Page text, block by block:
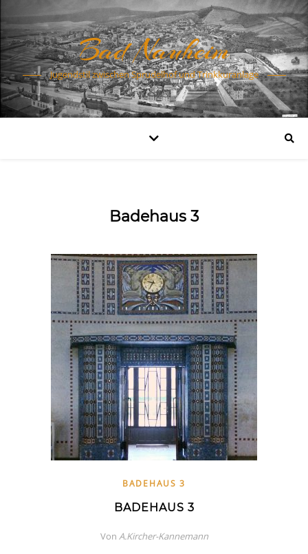
Bad Nauheim
Jugendstil zwischen Sprudelhof und Trinkkuranlage
Badehaus 3
BADEHAUS 3
BADEHAUS 3
Von A.Kircher-Kannemann